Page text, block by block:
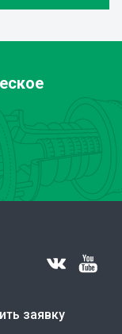
заявку